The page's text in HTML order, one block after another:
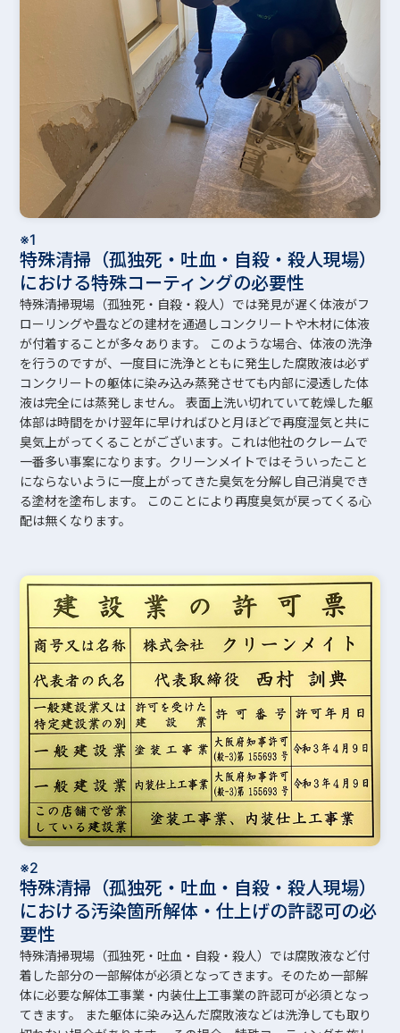
※1
特殊清掃（孤独死・吐血・自殺・殺人現場）
における特殊コーティングの必要性
特殊清掃現場（孤独死・自殺・殺人）では発見が遅く体液がフ
ローリングや畳などの建材を通過しコンクリートや木材に体液
が付着することが多々あります。 このような場合、体液の洗浄
を行うのですが、一度目に洗浄とともに発生した腐敗液は必ず
コンクリートの躯体に染み込み蒸発させても内部に浸透した体
液は完全には蒸発しません。 表面上洗い切れていて乾燥した躯
体部は時間をかけ翌年に早ければひと月ほどで再度湿気と共に
臭気上がってくることがございます。これは他社のクレームで
一番多い事案になります。クリーンメイトではそういったこと
にならないように一度上がってきた臭気を分解し自己消臭でき
る塗材を塗布します。 このことにより再度臭気が戻ってくる心
配は無くなります。
※2
特殊清掃（孤独死・吐血・自殺・殺人現場）
における汚染箇所解体・仕上げの許認可の必
要性
特殊清掃現場（孤独死・吐血・自殺・殺人）では腐敗液など付
着した部分の一部解体が必須となってきます。そのため一部解
体に必要な解体工事業・内装仕上工事業の許認可が必須となっ
てきます。 また躯体に染み込んだ腐敗液などは洗浄しても取り